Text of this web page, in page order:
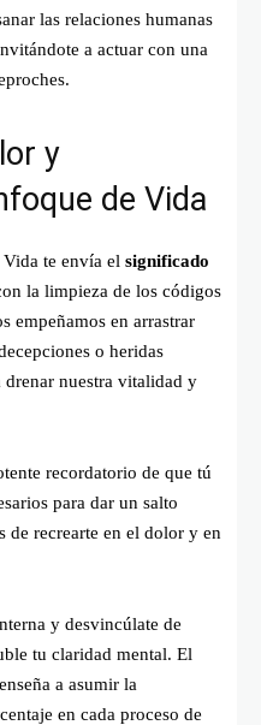
las relaciones humanas
a actuar con una
y
de Vida
te envía el significado
la limpieza de los códigos
empeñamos en arrastrar
o heridas
drenar nuestra vitalidad y
recordatorio de que tú
para dar un salto
de recrearte en el dolor y en
y desvincúlate de
tu claridad mental. El
a asumir la
en cada proceso de